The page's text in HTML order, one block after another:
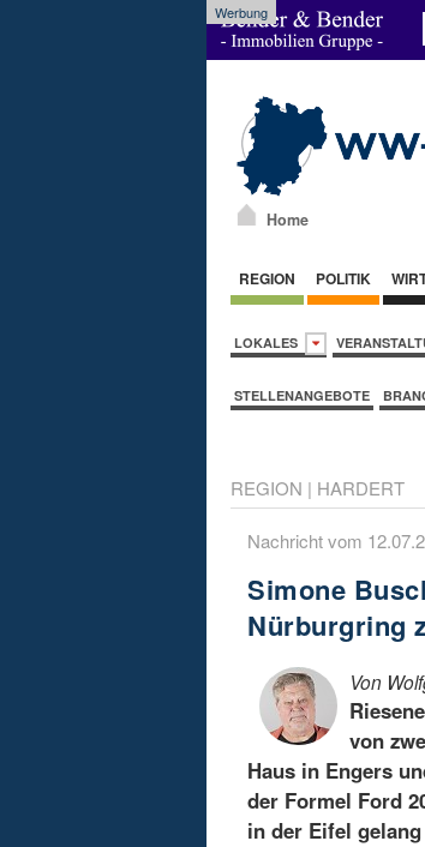
Werbung
Home
REGION POLITIK
LOKALES
STELLENANGEBOTE
REGION | HARDERT
Nachricht vom
Simone
Nürburgring
Von
von
Haus in Engers
der Formel Ford
in der Eifel